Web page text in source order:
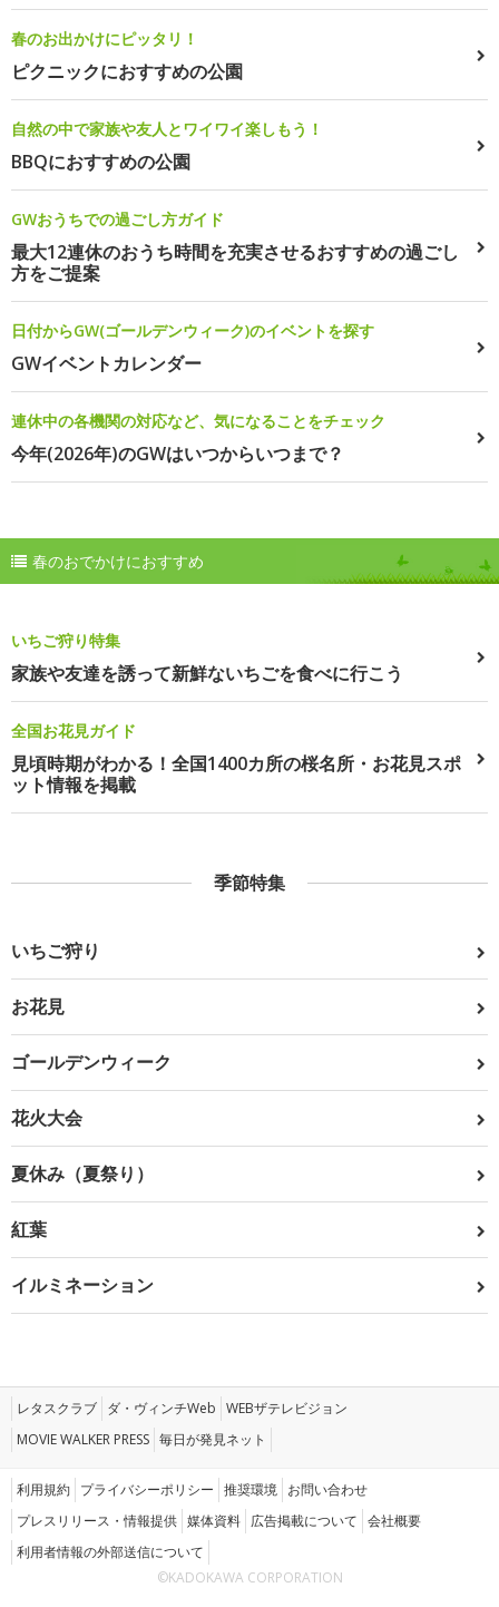
春のお出かけにピッタリ！
ピクニックにおすすめの公園
自然の中で家族や友人とワイワイ楽しもう！
BBQにおすすめの公園
GWおうちでの過ごし方ガイド
最大12連休のおうち時間を充実させるおすすめの過ごし
方をご提案
日付からGW(ゴールデンウィーク)のイベントを探す
GWイベントカレンダー
連休中の各機関の対応など、気になることをチェック
今年(2026年)のGWはいつからいつまで？
春のおでかけにおすすめ
いちご狩り特集
家族や友達を誘って新鮮ないちごを食べに行こう
全国お花見ガイド
見頃時期がわかる！全国1400カ所の桜名所・お花見スポ
ット情報を掲載
季節特集
いちご狩り
お花見
ゴールデンウィーク
花火大会
夏休み（夏祭り）
紅葉
イルミネーション
レタスクラブ ダ・ヴィンチWeb WEBザテレビジョン
MOVIE WALKER PRESS 毎日が発見ネット
利用規約 プライバシーポリシー 推奨環境 お問い合わせ
プレスリリース・情報提供 媒体資料 広告掲載について 会社概要
利用者情報の外部送信について
©KADOKAWA CORPORATION